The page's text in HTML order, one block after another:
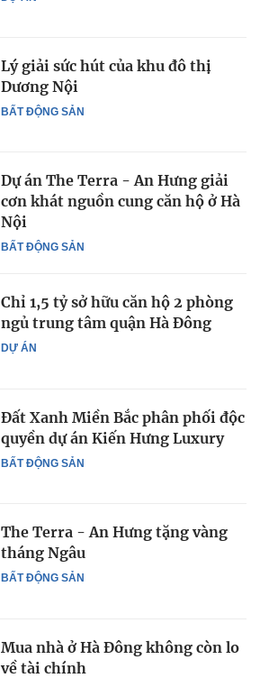
BẤT ĐỘNG SẢN
Lý giải sức hút của khu đô thị
Dương Nội
BẤT ĐỘNG SẢN
Dự án The Terra - An Hưng giải
cơn khát nguồn cung căn hộ ở Hà
Nội
DỰ ÁN
Chỉ 1,5 tỷ sở hữu căn hộ 2 phòng
ngủ trung tâm quận Hà Đông
BẤT ĐỘNG SẢN
Đất Xanh Miền Bắc phân phối độc
quyền dự án Kiến Hưng Luxury
BẤT ĐỘNG SẢN
The Terra - An Hưng tặng vàng
tháng Ngâu
Mua nhà ở Hà Đông không còn lo
về tài chính